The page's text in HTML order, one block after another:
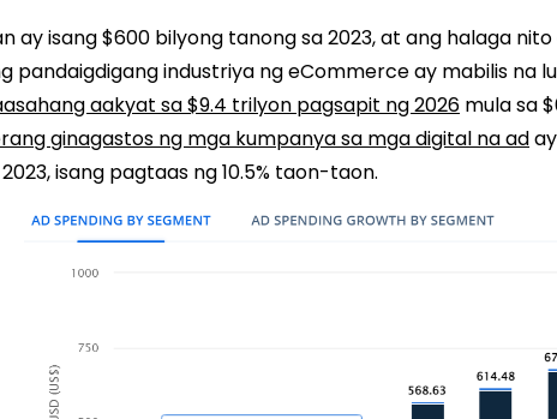
ay isang $600 bilyong tanong sa 2023, at ang halaga
pandaigdigang industriya ng eCommerce ay mabilis na
aakyat sa $9.4 trilyon pagsapit ng 2026 mula sa
ginagastos ng mga kumpanya sa mga digital na ad
isang pagtaas ng 10.5% taon-taon.